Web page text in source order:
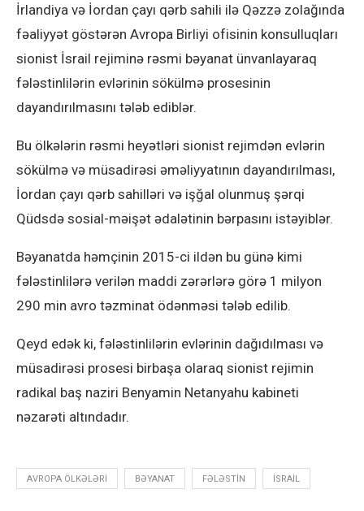
İrlandiya və İordan çayı qərb sahili ilə Qəzzə zolağında
fəaliyyət göstərən Avropa Birliyi ofisinin konsulluqları
sionist İsrail rejiminə rəsmi bəyanat ünvanlayaraq
fələstinlilərin evlərinin sökülmə prosesinin
dayandırılmasını tələb ediblər.
Bu ölkələrin rəsmi heyətləri sionist rejimdən evlərin
sökülmə və müsadirəsi əməliyyatının dayandırılması,
İordan çayı qərb sahilləri və işğal olunmuş şərqi
Qüdsdə sosial-məişət ədalətinin bərpasını istəyiblər.
Bəyanatda həmçinin 2015-ci ildən bu günə kimi
fələstinlilərə verilən maddi zərərlərə görə 1 milyon
290 min avro təzminat ödənməsi tələb edilib.
Qeyd edək ki, fələstinlilərin evlərinin dağıdılması və
müsadirəsi prosesi birbaşa olaraq sionist rejimin
radikal baş naziri Benyamin Netanyahu kabineti
nəzarəti altındadır.
AVROPA ÖLKƏLƏRI BƏYANAT FƏLƏSTIN ISRAIL